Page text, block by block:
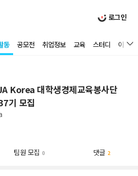
로그인
동 공모전 취업정보 교육 스터디 이벤트
Korea 대학생경제교육봉사단
기 모집
팀원 모집 0 댓글 2